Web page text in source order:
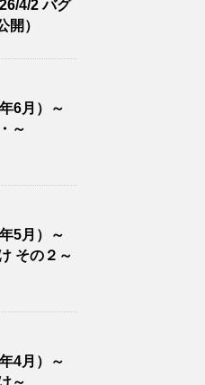
4/2 バグ
開）
6月）～
～
5月）～
その２～
4月）～
～